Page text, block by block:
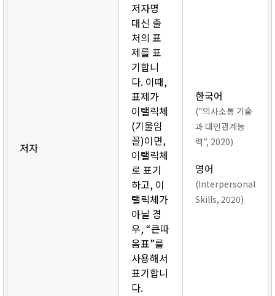
저자
저자명
대신 출
처의 표
제를 표
기합니
다. 이때,
표제가
이탤릭체
(기울임
꼴)이면,
이탤릭체
로 표기
하고, 이
탤릭체가
아닐 경
우, “큰따
옴표”를
사용해서
표기합니
다.
한국어
(“의사소통 기술
과 대인관계능
력”, 2020)
영어
(Interpersonal
Skills, 2020)